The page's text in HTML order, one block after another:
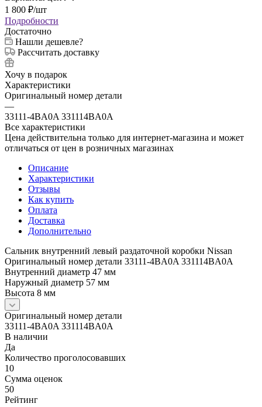
1 800 ₽/шт
Подробности
Достаточно
Нашли дешевле?
Рассчитать доставку
Хочу в подарок
Характеристики
Оригинальный номер детали
—
33111-4BA0A 331114BA0A
Все характеристики
Цена действительна только для интернет-магазина и может
отличаться от цен в розничных магазинах
Описание
Характеристики
Отзывы
Как купить
Оплата
Доставка
Дополнительно
Сальник внутренний левый раздаточной коробки Nissan
Оригинальный номер детали 33111-4BA0A 331114BA0A
Внутренний диаметр 47 мм
Наружный диаметр 57 мм
Высота 8 мм
Оригинальный номер детали
33111-4BA0A 331114BA0A
В наличии
Да
Количество проголосовавших
10
Сумма оценок
50
Рейтинг